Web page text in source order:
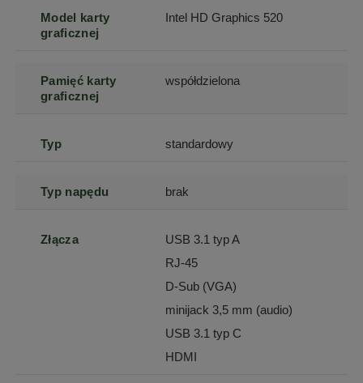
Model karty
graficznej
Intel HD Graphics 520
Pamięć karty
graficznej
współdzielona
Typ standardowy
Typ napędu brak
Złącza
USB 3.1 typ A
RJ-45
D-Sub (VGA)
minijack 3,5 mm (audio)
USB 3.1 typ C
HDMI